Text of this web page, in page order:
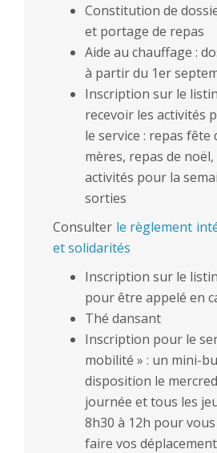
Constitution de
et portage de repas
Aide au chauffage :
à partir du 1er
Inscription sur le
recevoir les activités
le service : repas fête
mères, repas de
activités pour la
sorties
Consulter le règlement
et solidarités
Inscription sur le
pour être appelé en
Thé dansant
Inscription pour le
mobilité » : un mini-
disposition le
journée et tous les
8h30 à 12h pour
faire vos